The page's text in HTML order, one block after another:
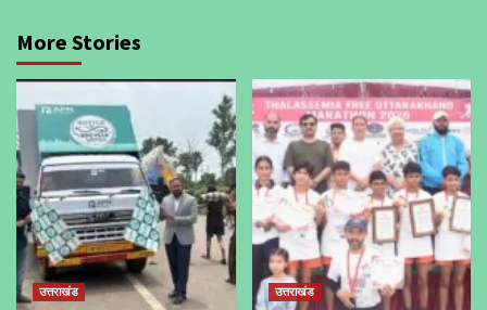
More Stories
उत्तराखंड उत्तराखंड